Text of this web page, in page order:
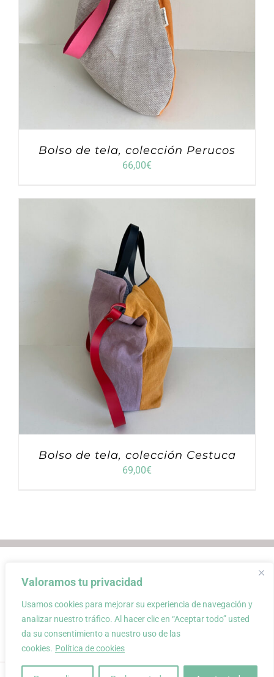
Valoramos tu privacidad
Usamos cookies para mejorar su experiencia de navegación y
analizar nuestro tráfico. Al hacer clic en “Aceptar todo” usted
da su consentimiento a nuestro uso de las
cookies. Política de cookies
Bolso de tela, colección Perucos
66,00€
Bolso de tela, colección Cestuca
69,00€
Condiciones de uso
Atención al Cliente
Política de privacidad
Carrito
Mi cuenta